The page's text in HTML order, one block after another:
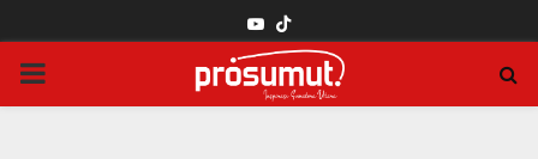
YOUTUBE
PRIMARY